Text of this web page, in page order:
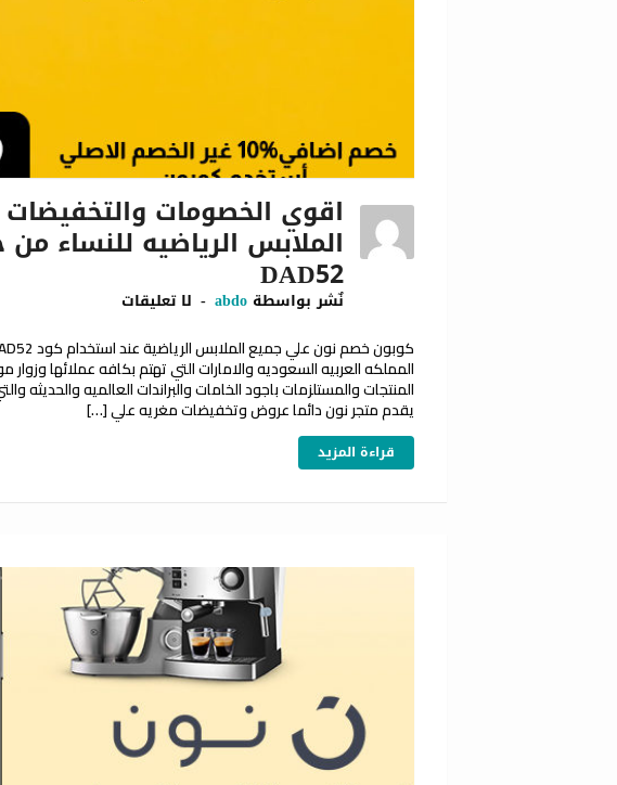
اقوي الخصومات
الملابس الرياضيه للنساء
DAD52
نٌشر بواسطة abdo لا تعليقات
المملكه العربيه السعوديه والامارات التي تهتم بكافه عملائها
المنتجات والمستلزمات باجود الخامات والبراندات العالميه والحديثه
يقدم متجر نون دائما عروض وتخفيضات مغريه علي […]
قراءة المزيد